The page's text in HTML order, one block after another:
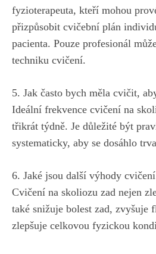
fyzioterapeuta, kteří mohou
přizpůsobit cvičební ⁢plán
pacienta. Pouze​ profesionál
techniku cvičení.
5. Jak často bych měla cvičit,
Ideální ‍frekvence cvičení ⁤na
třikrát týdně. Je ​důležité být
systematicky, aby se dosáhlo
6. Jaké jsou⁤ další ​výhody
Cvičení na skoliozu zad ‌nejen
také snižuje bolest zad,​ zvyšuje‍
‍zlepšuje⁢ celkovou fyzickou